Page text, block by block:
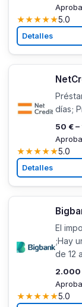
★★★★★5.0
Detalles
días;
50 €
★★★★★5.0
Detalles
El
;Hay
de 12
2.000
★★★★★5.0